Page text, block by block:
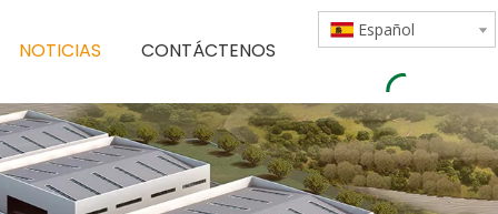
NOTICIAS CONTÁCTENOS
Español